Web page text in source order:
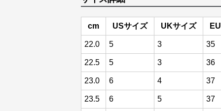
cm USサイズ UKサイズ
22.0 5 3 35
22.5 5 3 36
23.0 6 4 37
23.5 6 5 37